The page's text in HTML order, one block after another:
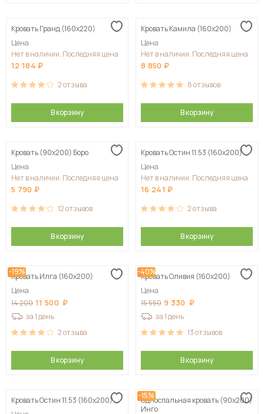
Кровать Гранд (160х220)
Цена
Нет в наличии. Последняя цена
12 184
2отзыва
В корзину
Кровать Камила (160х200)
Цена
Нет в наличии. Последняя цена
8 850
8отзывов
В корзину
Кровать (90х200) Боро
Цена
Нет в наличии. Последняя цена
5 790
12отзывов
В корзину
Кровать Остин 11.53 (160х200)
Цена
Нет в наличии. Последняя цена
16 241
2отзыва
В корзину
-19%
Кровать Илга (160х200)
Цена
14 200 11 500
за 1 день
2отзыва
В корзину
-40%
Кровать Оливия (160х200)
Цена
15 550 9 330
за 1 день
13отзывов
В корзину
Кровать Остин 11.53 (160х200)
-15%
Односпальная кровать (90х200)
Инго